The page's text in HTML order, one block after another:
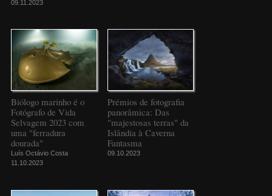
09.11.2023
Biólogo marinho é o
Fotógrafo de Vida
Selvagem 2023 com
uma "ferradura
dourada"
Luís Octávio Costa
11.10.2023
Prémios de fotografia
panorâmica: Das
"majestosas terras" da
Islândia à Caverna
Fantasma
09.10.2023